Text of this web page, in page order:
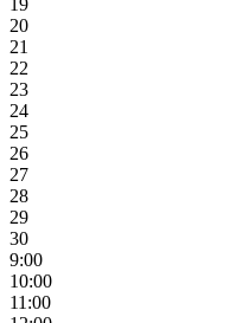
19
20
21
22
23
24
25
26
27
28
29
30
9:00
10:00
11:00